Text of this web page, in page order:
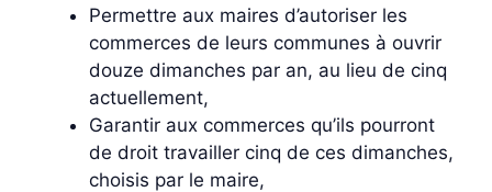
Permettre aux maires d’autoriser les
commerces de leurs communes à ouvrir
douze dimanches par an, au lieu de cinq
actuellement,
Garantir aux commerces qu’ils pourront
de droit travailler cinq de ces dimanches,
choisis par le maire,